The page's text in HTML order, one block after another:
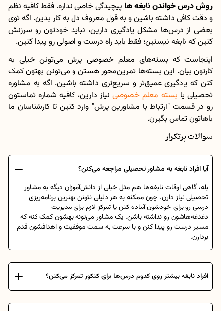
روش درس خواندن نابغه ها پیچیدگی خاصی نداره. فقط کافیه نظم
و دقت کافی داشته باشین و به قول معروف دل به کار بدین. اگه توی
بعضی از درس‌ها مشکل یادگیری دارین، نباید خودتون رو سرزنش
کنین که نابغه نیستین؛ فقط باید راه درست و اصولی رو پیدا کنین.
اینجاست که بسته‌های معلم خصوصی پرش می‌تونن خیلی به
کارتون بیان. این بسته‌ها تمرین‌محور هستن و می‌تونن بهتون کمک
کنن که یادگیری عمیق‌تر و سریع‌تری داشته باشین. اگه به مشاوره‌
تحصیلی یا بسته‌ معلم خصوصی نیاز دارین، کافیه شماره تماستون
رو در قسمت "ارتباط با مشاورین پرش" وارد کنین تا کارشناسان ما
باهاتون تماس بگیرن.
سوالات پرتکرار
آیا افراد نابغه به مشاور تحصیلی مراجعه می‌کنن؟
بله، گاهی اوقات نابغه‌ها هم مثل خیلی از دانش‌آموزان دیگه به مشاور
تحصیلی نیاز دارن. چون ممکنه به هر دلیلی نتونن بهترین برنامه‌ریزی
درسی رو برای خودشون آماده کنن یا تمرکز لازم برای مدیریت
دغدغه‌هاشون رو نداشته باشن. یک مشاور می‌تونه بهشون کمک کنه که
مسیر درست رو پیدا کنن و با سرعت به سمت موفقیت و اهدافشون قدم
بردارن.
افراد نابغه بیشتر روی کدوم درس‌ها برای کنکور تمرکز می‌کنن؟